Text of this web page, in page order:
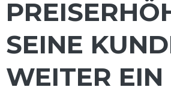
SEINE
WEITER EIN